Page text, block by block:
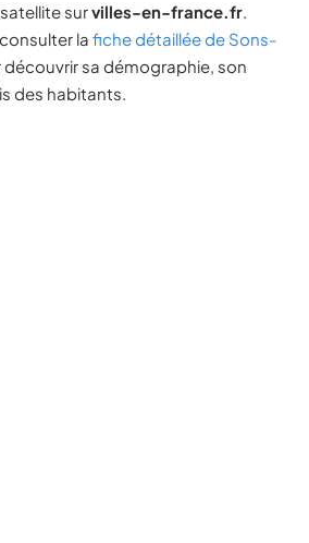
survilles-en-france.fr.
la fiche détaillée de Sons-
découvrir sa démographie, son
des habitants.